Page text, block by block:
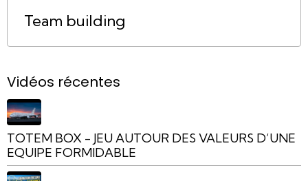
Team building
Vidéos récentes
TOTEM BOX - JEU AUTOUR DES VALEURS D’UNE
EQUIPE FORMIDABLE